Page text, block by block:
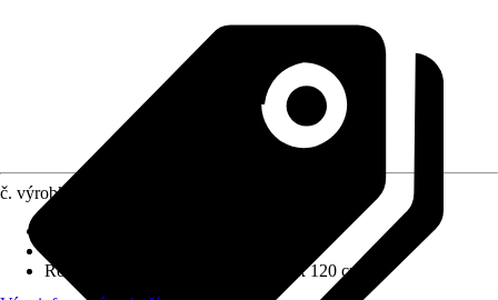
č. výrobku
Rozměry (ŠxVxH)
58 cm x 80 cm x 120 cm